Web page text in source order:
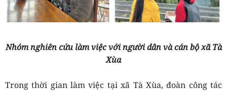
Nhóm nghiên cứu làm việc với người dân và cán bộ xã Tà
Xùa
Trong thời gian làm việc tại xã Tà Xùa, đoàn công tác